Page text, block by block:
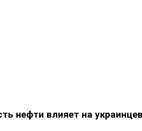
нефти влияет на украинцев